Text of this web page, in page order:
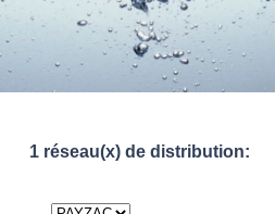
1 réseau(x) de distribution: